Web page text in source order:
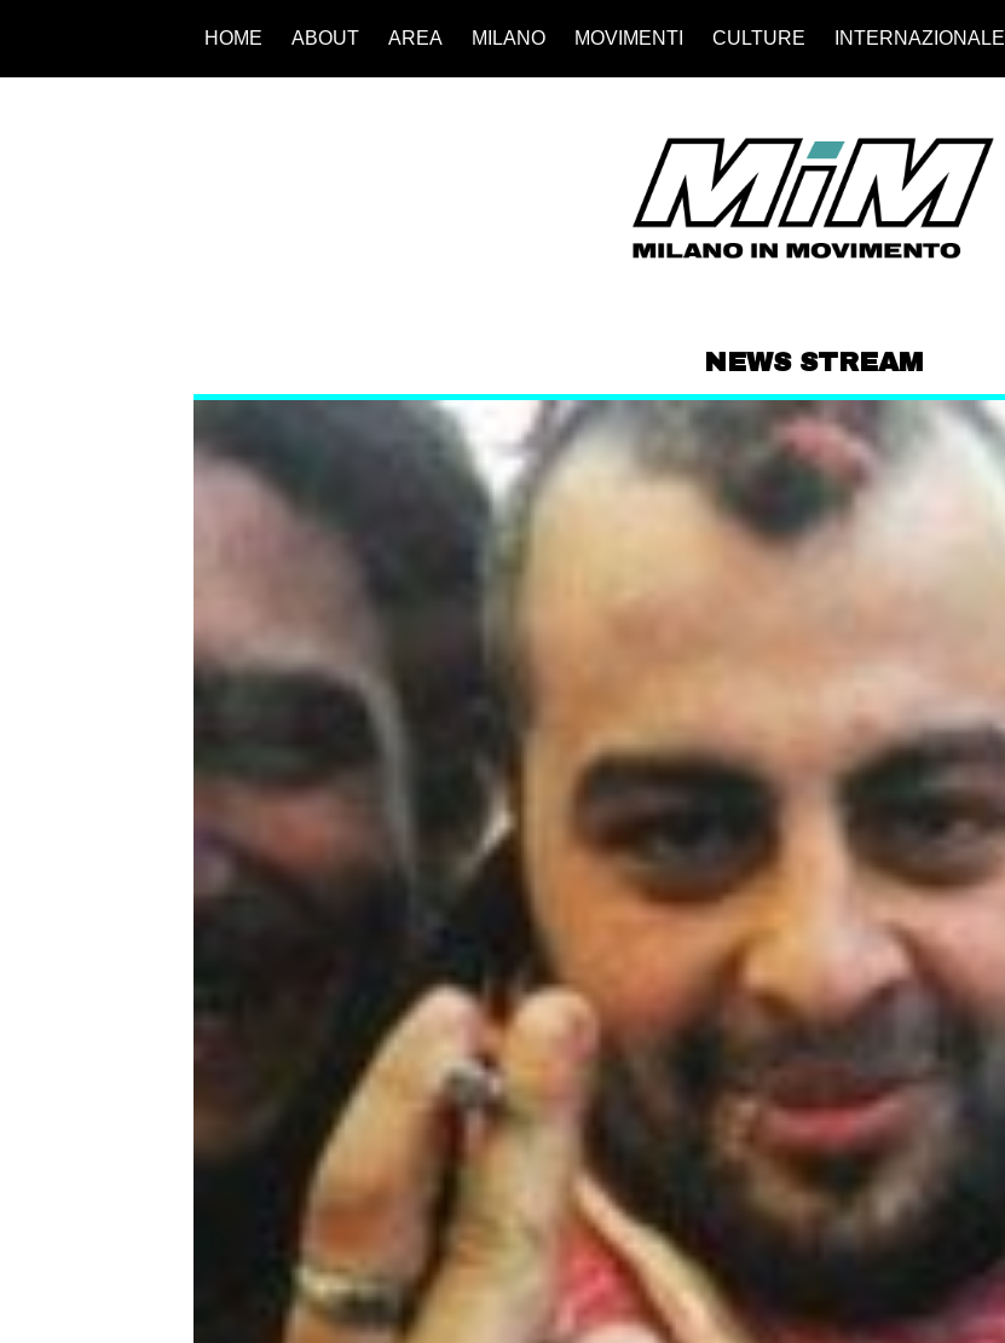
HOME ABOUT AREA MILANO MOVIMENTI CULTURE INTERNAZIONALE
NEWS STREAM